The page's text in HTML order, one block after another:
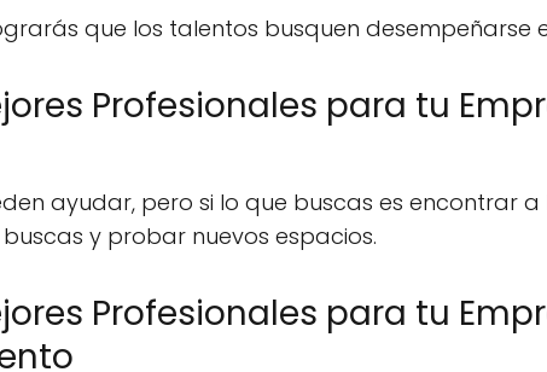
que los talentos busquen desempeñarse
Profesionales para tu
ayudar, pero si lo que buscas es encontrar
y probar nuevos espacios.
Profesionales para tu